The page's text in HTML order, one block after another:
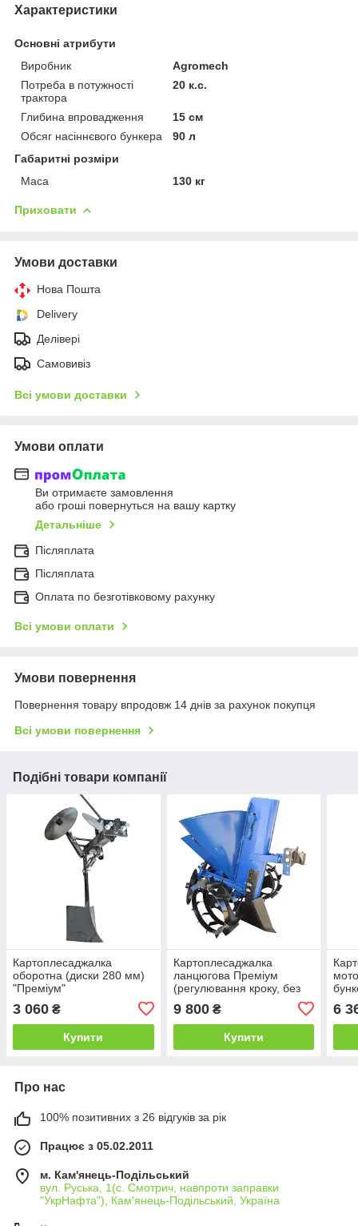
Характеристики
Основні атрибути
Виробник
Agromech
Потреба в потужності
трактора
20 к.с.
Глибина впровадження
15 см
Обсяг насіннєвого бункера
90 л
Габаритні розміри
Маса
130 кг
Приховати
Умови доставки
Нова Пошта
Delivery
Делівері
Самовивіз
Всі умови доставки
Умови оплати
Ви отримаєте замовлення
або гроші повернуться на вашу картку
Детальніше
Післяплата
Післяплата
Оплата по безготівковому рахунку
Всі умови оплати
Умови повернення
Повернення товару впродовж 14 днів за рахунок покупця
Всі умови повернення
Подібні товари компанії
Картоплесаджалка
оборотна (диски 280 мм)
"Преміум"
3 060 ₴
Купити
Картоплесаджалка
ланцюгова Преміум
(регулювання кроку, без
бункер для добрив)
9 800₴
Купити
6
Про нас
100% позитивних з 26 відгуків за рік
Працює з 05.02.2011
м. Кам'янець-Подільський
вул. Руська, 1(с. Смотрич, навпроти заправки
"УкрНафта"), Кам'янець-Подільський, Україна